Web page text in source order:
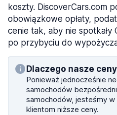
koszty. DiscoverCars.com
obowiązkowe opłaty,
cenie tak, aby nie spotkały
po przybyciu do
Dlaczego nasze
Ponieważ jednocześnie
samochodów
samochodów, jesteśmy
klientom niższe ceny.